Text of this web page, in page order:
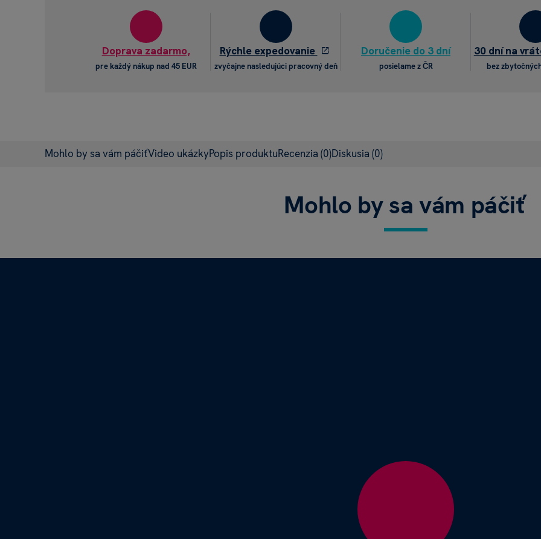
Doprava zadarmo,
pre každý nákup nad 45 EUR
Rýchle expedovanie
zvyčajne nasledujúci pracovný deň
Doručenie do 3 dní
posielame z ČR
30 dní na
bez
Mohlo by sa vám páčiťVideo ukázkyPopis produktuRecenzia (0)Diskusia (0)
Mohlo by sa vám páčiť